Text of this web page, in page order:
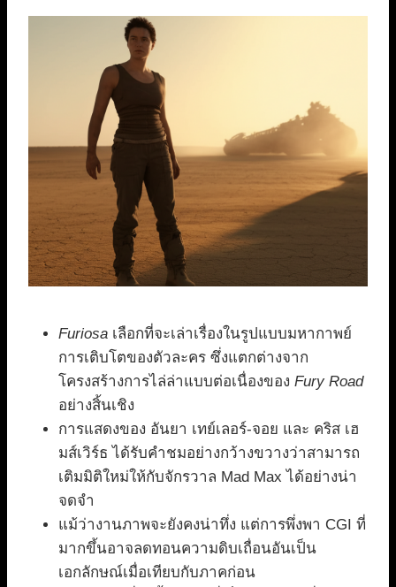
Furiosa เลือกที่จะเล่าเรื่องในรูปแบบมหากาพย์
การเติบโตของตัวละคร ซึ่งแตกต่างจาก
โครงสร้างการไล่ล่าแบบต่อเนื่องของ Fury Road
อย่างสิ้นเชิง
การแสดงของ อันยา เทย์เลอร์-จอย และ คริส เฮ
มส์เวิร์ธ ได้รับคำชมอย่างกว้างขวางว่าสามารถ
เติมมิติใหม่ให้กับจักรวาล Mad Max ได้อย่างน่า
จดจำ
แม้ว่างานภาพจะยังคงน่าทึ่ง แต่การพึ่งพา CGI ที่
มากขึ้นอาจลดทอนความดิบเถื่อนอันเป็น
เอกลักษณ์เมื่อเทียบกับภาคก่อน